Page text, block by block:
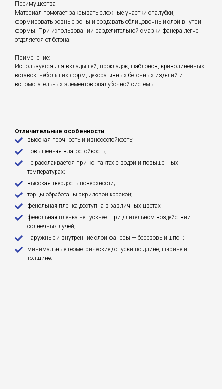
Преимущества:
Материал помогает закрывать сложные участки опалубки,
формировать ровные зоны и создавать облицовочный слой внутри
формы. При использовании разделительной смазки фанера легче
отделяется от бетона.
Применение:
Используется для вкладышей, прокладок, шаблонов, криволинейных
вставок, небольших форм, декоративных бетонных изделий и
вспомогательных элементов опалубочной системы.
Отличительные особенности
высокая прочность и износостойкость;
повышенная влагостойкость;
не расслаивается при контактах с водой и повышенных
температурах;
высокая твердость поверхности;
торцы обработаны акриловой краской;
фенольная пленка доступна в различных цветах
фенольная пленка не тускнеет при длительном воздействии
солнечных лучей;
наружные и внутренние слои фанеры — березовый шпон;
минимальные геометрические допуски по длине, ширине и
толщине.